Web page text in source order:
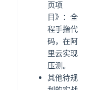
页项
目》：全
程手撸代
码，在阿
里云实现
压测。
其他待规